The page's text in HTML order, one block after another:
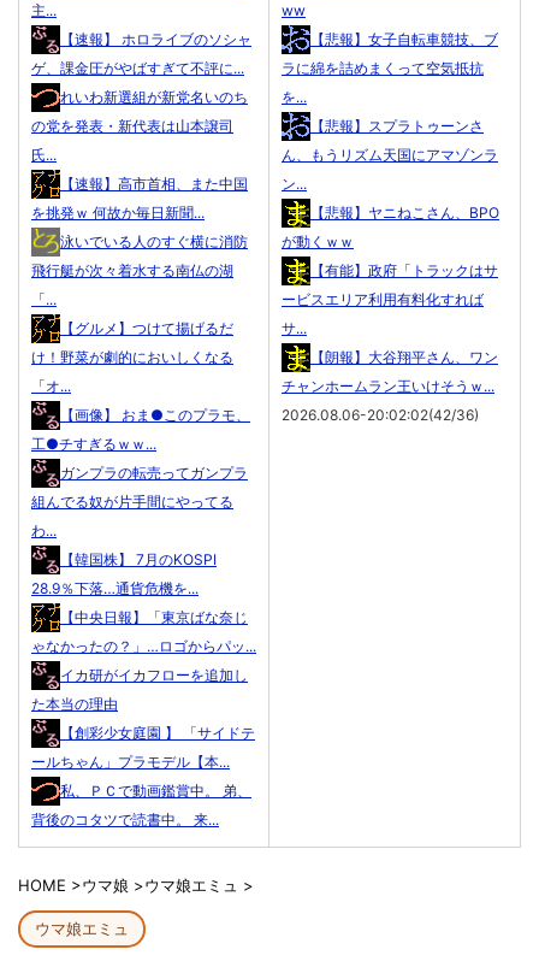
主...
【速報】 ホロライブのソシャ
ゲ、課金圧がやばすぎて不評に...
れいわ新選組が新党名いのち
の党を発表・新代表は山本譲司
氏...
【速報】高市首相、また中国
を挑発ｗ 何故か毎日新聞...
泳いでいる人のすぐ横に消防
飛行艇が次々着水する南仏の湖
「...
【グルメ】つけて揚げるだ
け！野菜が劇的においしくなる
「オ...
【画像】 おま●このプラモ、
工●チすぎるｗｗ...
ガンプラの転売ってガンプラ
組んでる奴が片手間にやってる
わ...
【韓国株】 7月のKOSPI
28.9％下落…通貨危機を...
【中央日報】「東京ばな奈じ
ゃなかったの？」…ロゴからパッ...
イカ研がイカフローを追加し
た本当の理由
【創彩少女庭園 】 「サイドテ
ールちゃん」プラモデル【本...
私、ＰＣで動画鑑賞中。 弟、
背後のコタツで読書中。 来...
ww
【悲報】女子自転車競技、ブ
ラに綿を詰めまくって空気抵抗
を...
【悲報】スプラトゥーンさ
ん、もうリズム天国にアマゾンラ
ン...
【悲報】ヤニねこさん、BPO
が動くｗｗ
【有能】政府「トラックはサ
ービスエリア利用有料化すれば
サ...
【朗報】大谷翔平さん、ワン
チャンホームラン王いけそうｗ...
2026.08.06-20:02:02(42/36)
HOME >ウマ娘 >ウマ娘エミュ >
ウマ娘エミュ